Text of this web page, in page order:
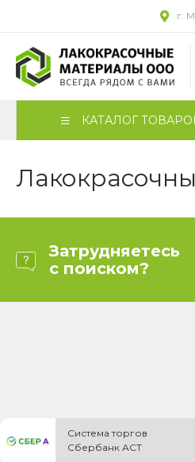
г.
КАТАЛОГ
Затрудняетесь
с поиском?
Система торгов
Сбербанк АСТ